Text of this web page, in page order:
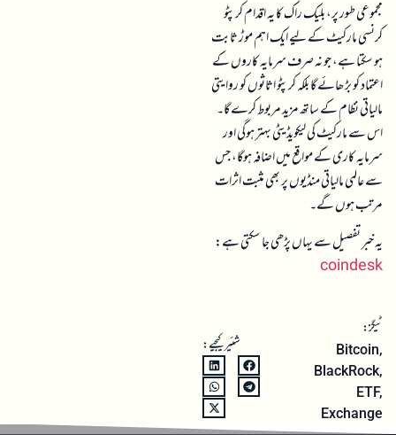
مجموعی طور پر، بلیک راک کا یہ اقدام کرپٹو
کرنسی مارکیٹ کے لیے ایک اہم موڑ ثابت
ہو سکتا ہے، جو نہ صرف سرمایہ کاروں کے
اعتماد کو بڑھائے گا بلکہ کرپٹو اثاثوں کو روایتی
مالیاتی نظام کے ساتھ مزید مربوط کرے گا۔
اس سے مارکیٹ کی لیکویڈیٹی بہتر ہوگی اور
سرمایہ کاری کے مواقع میں اضافہ ہوگا، جس
سے عالمی مالیاتی منڈیوں پر بھی مثبت اثرات
مرتب ہوں گے۔
یہ خبر تفصیل سے یہاں پڑھی جا سکتی ہے:
coindesk
ٹیگز:
Bitcoin,
BlackRock,
ETF,
Exchange
شئیر کیجیے: